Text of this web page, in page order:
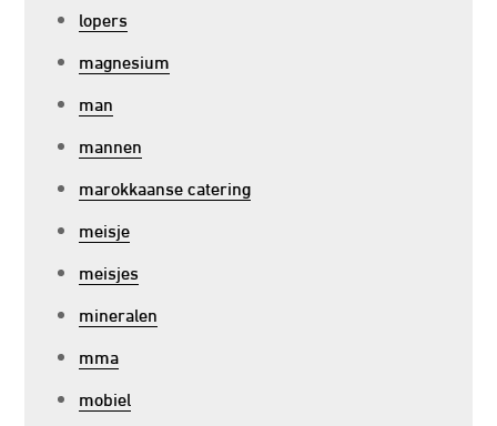
lopers
magnesium
man
mannen
marokkaanse catering
meisje
meisjes
mineralen
mma
mobiel